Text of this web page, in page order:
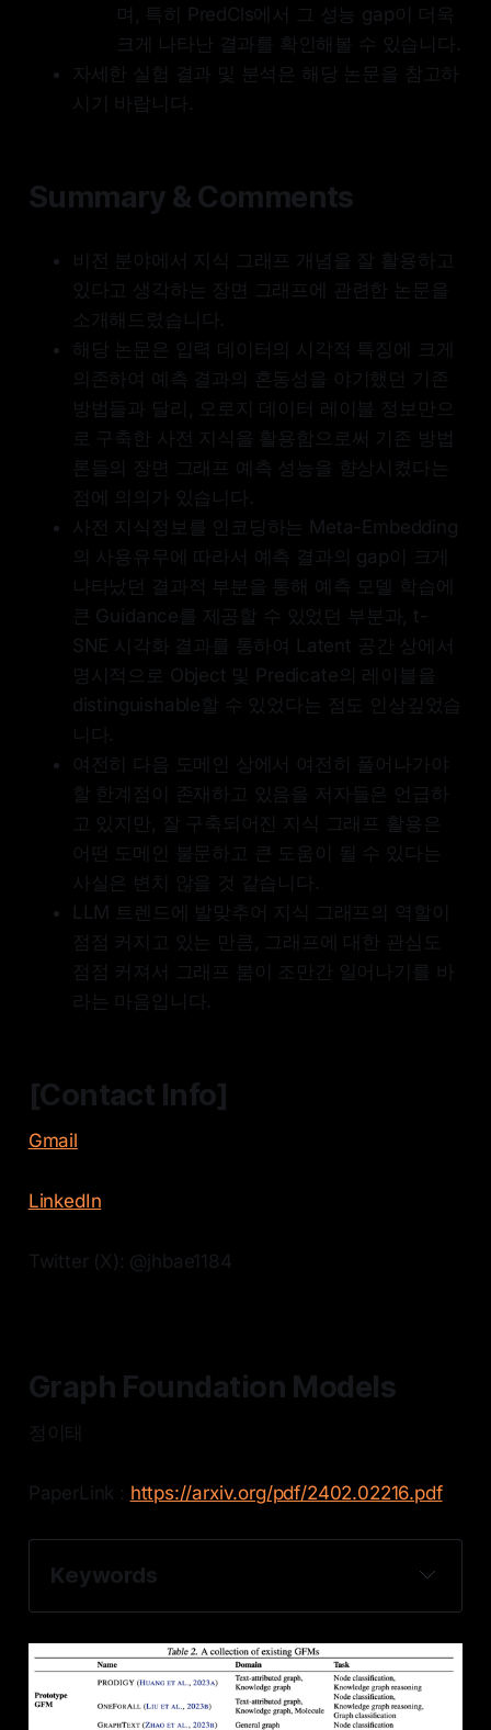
며, 특히 PredCls에서 그 성능 gap이 더욱
크게 나타난 결과를 확인해볼 수 있습니다.
자세한 실험 결과 및 분석은 해당 논문을 참고하
시기 바랍니다.
Summary & Comments
비전 분야에서 지식 그래프 개념을 잘 활용하고
있다고 생각하는 장면 그래프에 관련한 논문을
소개해드렸습니다.
해당 논문은 입력 데이터의 시각적 특징에 크게
의존하여 예측 결과의 혼동성을 야기했던 기존
방법들과 달리, 오로지 데이터 레이블 정보만으
로 구축한 사전 지식을 활용함으로써 기존 방법
론들의 장면 그래프 예측 성능을 향상시켰다는
점에 의의가 있습니다.
사전 지식정보를 인코딩하는 Meta-Embedding
의 사용유무에 따라서 예측 결과의 gap이 크게
나타났던 결과적 부분을 통해 예측 모델 학습에
큰 Guidance를 제공할 수 있었던 부분과, t-
SNE 시각화 결과를 통하여 Latent 공간 상에서
명시적으로 Object 및 Predicate의 레이블을
distinguishable할 수 있었다는 점도 인상깊었습
니다.
여전히 다음 도메인 상에서 여전히 풀어나가야
할 한계점이 존재하고 있음을 저자들은 언급하
고 있지만, 잘 구축되어진 지식 그래프 활용은
어떤 도메인 불문하고 큰 도움이 될 수 있다는
사실은 변치 않을 것 같습니다.
LLM 트렌드에 발맞추어 지식 그래프의 역할이
점점 커지고 있는 만큼, 그래프에 대한 관심도
점점 커져서 그래프 붐이 조만간 일어나기를 바
라는 마음입니다.
[Contact Info]
Gmail
LinkedIn
Twitter (X): @jhbae1184
Graph Foundation Models
정이태
PaperLink : https://arxiv.org/pdf/2402.02216.pdf
Keywords